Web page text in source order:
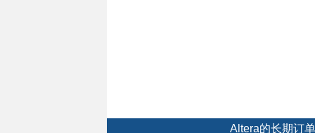
Altera的长期订